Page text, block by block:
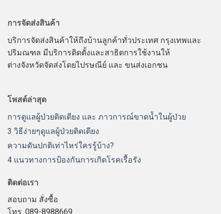
การจัดส่งสินค้า
บริการจัดส่งสินค้าให้ถึงบ้านลูกค้าทั่วประเทศ กรุงเทพและ
ปริมณฑล มีบริการติดตั้งและสาธิตการใช้งานให้
ต่างจังหวัดจัดส่งโดยไปรษณีย์ และ ขนส่งเอกชน
โพสต์ล่าสุด
การดูแลผู้ป่วยติดเตียง และ ภาวการณ์ขาดน้ำในผู้ป่วย
3 วิธีง่ายๆดูแลผู้ป่วยติดเตียง
ความดันปกติเท่าไหร่ใครรู้บ้าง?
4 เเนวทางการป้องกันการเกิดโรคเรื้อรัง
ติดต่อเรา
สอบถาม สั่งซื้อ
โทร. 089-8988669